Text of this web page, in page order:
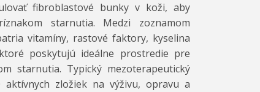
fibroblastové bunky v koži, aby
starnutia. Medzi zoznamom
vitamíny, rastové faktory, kyselina
poskytujú ideálne prostredie pre
starnutia. Typický mezoterapeutický
zložiek na výživu, opravu a